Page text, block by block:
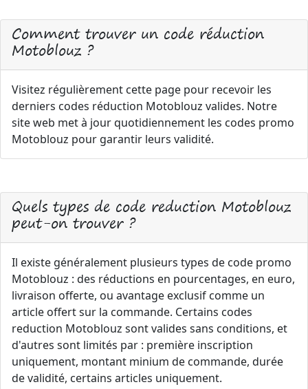
Comment trouver un code réduction
Motoblouz ?
Visitez régulièrement cette page pour recevoir les
derniers codes réduction Motoblouz valides. Notre
site web met à jour quotidiennement les codes promo
Motoblouz pour garantir leurs validité.
Quels types de code reduction Motoblouz
peut-on trouver ?
Il existe généralement plusieurs types de code promo
Motoblouz : des réductions en pourcentages, en euro,
livraison offerte, ou avantage exclusif comme un
article offert sur la commande. Certains codes
reduction Motoblouz sont valides sans conditions, et
d'autres sont limités par : première inscription
uniquement, montant minium de commande, durée
de validité, certains articles uniquement.